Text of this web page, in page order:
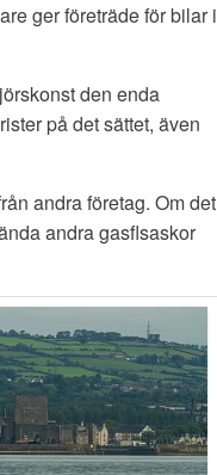
ger företräde för bilar i
den enda
på det sättet, även
andra företag. Om det
andra gasflsaskor